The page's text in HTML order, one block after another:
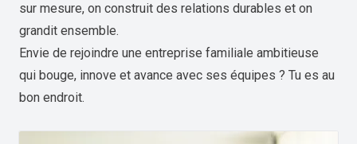
sur mesure, on construit des relations durables et on
grandit ensemble.
Envie de rejoindre une entreprise familiale ambitieuse
qui bouge, innove et avance avec ses équipes ? Tu es au
bon endroit.